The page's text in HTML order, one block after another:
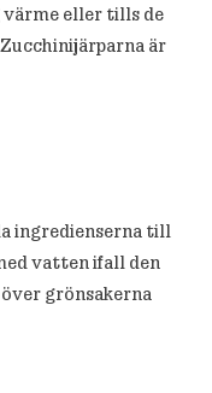
värme eller tills de
är
ingredienserna till
vatten ifall den
grönsakerna